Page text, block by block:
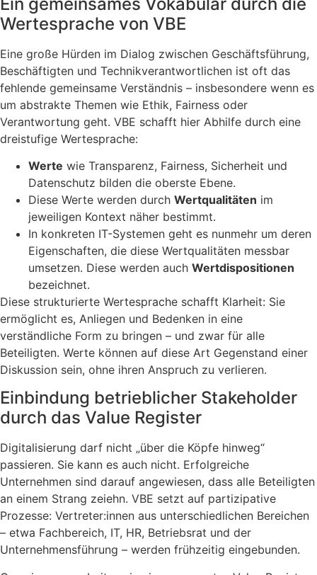
Wertesprache von VBE
Eine große Hürden im Dialog zwischen Geschäftsführung,
Beschäftigten und Technikverantwortlichen ist oft das
fehlende gemeinsame Verständnis – insbesondere wenn es
um abstrakte Themen wie Ethik, Fairness oder
Verantwortung geht. VBE schafft hier Abhilfe durch eine
dreistufige Wertesprache:
Werte wie Transparenz, Fairness, Sicherheit und
Datenschutz bilden die oberste Ebene.
Diese Werte werden durch Wertqualitäten im
jeweiligen Kontext näher bestimmt.
In konkreten IT-Systemen geht es nunmehr um deren
Eigenschaften, die diese Wertqualitäten messbar
umsetzen. Diese werden auch Wertdispositionen
bezeichnet.
Diese strukturierte Wertesprache schafft Klarheit: Sie
ermöglicht es, Anliegen und Bedenken in eine
verständliche Form zu bringen – und zwar für alle
Beteiligten. Werte können auf diese Art Gegenstand einer
Diskussion sein, ohne ihren Anspruch zu verlieren.
Einbindung betrieblicher Stakeholder
durch das Value Register
Digitalisierung darf nicht „über die Köpfe hinweg“
passieren. Sie kann es auch nicht. Erfolgreiche
Unternehmen sind darauf angewiesen, dass alle Beteiligten
an einem Strang zeiehn. VBE setzt auf partizipative
Prozesse: Vertreter:innen aus unterschiedlichen Bereichen
– etwa Fachbereich, IT, HR, Betriebsrat und der
Unternehmensführung – werden frühzeitig eingebunden.